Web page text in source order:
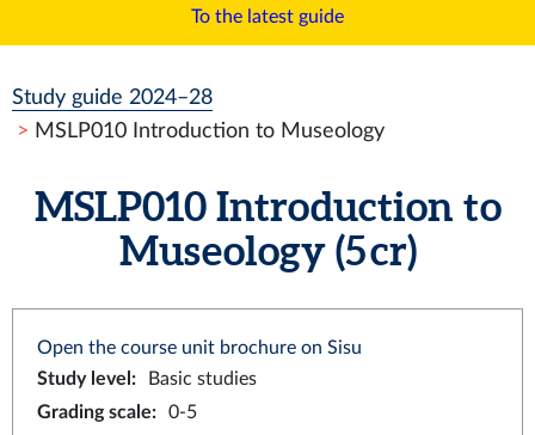
To the latest guide
Study guide 2024–28
MSLP010 Introduction to Museology
MSLP010 Introduction to
Museology (5 cr)
Open the course unit brochure on Sisu
Study level :
Basic studies
Grading scale:
0-5